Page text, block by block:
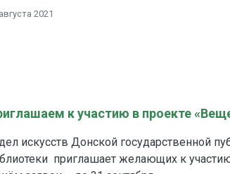
2021
к участию в проекте
искусств Донской государственной
приглашает желающих к